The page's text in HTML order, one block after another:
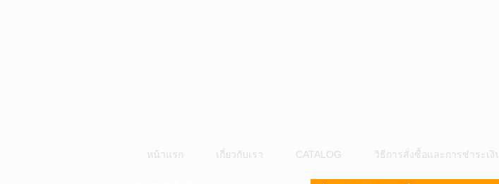
หน้าแรก เกี่ยวกับเรา CATALOG วิธีการสั่งซื้อและการชำระเงิ